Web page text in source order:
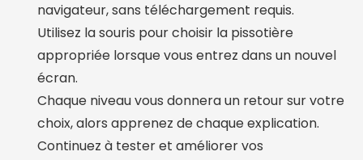
navigateur, sans téléchargement requis.
Utilisez la souris pour choisir la pissotière
appropriée lorsque vous entrez dans un nouvel
écran.
Chaque niveau vous donnera un retour sur votre
choix, alors apprenez de chaque explication.
Continuez à tester et améliorer vos